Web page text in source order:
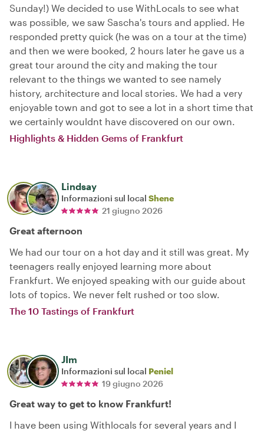
Sunday!) We decided to use WithLocals to see what
was possible, we saw Sascha's tours and applied. He
responded pretty quick (he was on a tour at the time)
and then we were booked, 2 hours later he gave us a
great tour around the city and making the tour
relevant to the things we wanted to see namely
history, architecture and local stories. We had a very
enjoyable town and got to see a lot in a short time that
we certainly wouldnt have discovered on our own.
Highlights & Hidden Gems of Frankfurt
Lindsay
Informazioni sul local Shene
21 giugno 2026
Great afternoon
We had our tour on a hot day and it still was great. My
teenagers really enjoyed learning more about
Frankfurt. We enjoyed speaking with our guide about
lots of topics. We never felt rushed or too slow.
The 10 Tastings of Frankfurt
JIm
Informazioni sul local Peniel
19 giugno 2026
Great way to get to know Frankfurt!
I have been using Withlocals for several years and I